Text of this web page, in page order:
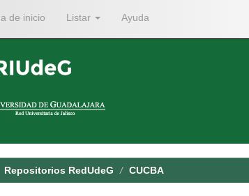
de inicio Listar Ayuda
Repositorios RedUdeG CUCBA